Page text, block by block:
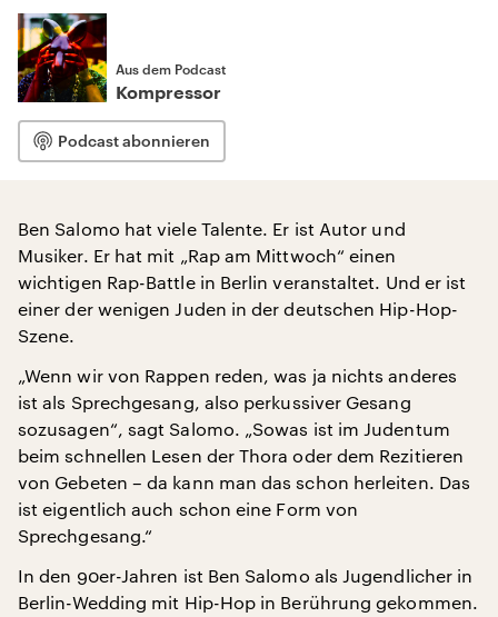
Aus dem Podcast
Kompressor
Podcast abonnieren
Ben Salomo hat viele Talente. Er ist Autor und
Musiker. Er hat mit „Rap am Mittwoch“ einen
wichtigen Rap-Battle in Berlin veranstaltet. Und er ist
einer der wenigen Juden in der deutschen Hip-Hop-
Szene.
„Wenn wir von Rappen reden, was ja nichts anderes
ist als Sprechgesang, also perkussiver Gesang
sozusagen“, sagt Salomo. „Sowas ist im Judentum
beim schnellen Lesen der Thora oder dem Rezitieren
von Gebeten – da kann man das schon herleiten. Das
ist eigentlich auch schon eine Form von
Sprechgesang.“
In den 90er-Jahren ist Ben Salomo als Jugendlicher in
Berlin-Wedding mit Hip-Hop in Berührung gekommen.